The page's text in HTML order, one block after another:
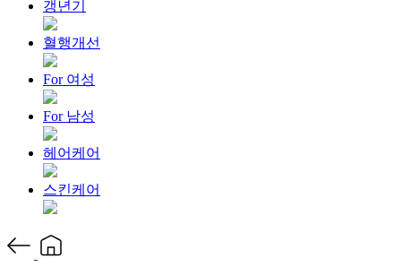
갱년기
혈행개선
For 여성
For 남성
헤어케어
스킨케어